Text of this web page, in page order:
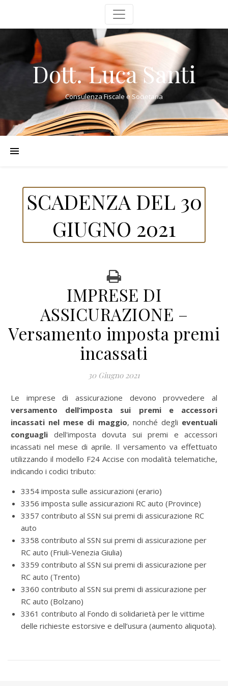
Dott. Luca Santi
Consulenza Fiscale e Societaria
SCADENZA DEL 30
GIUGNO 2021
IMPRESE DI
ASSICURAZIONE –
Versamento imposta premi
incassati
30 Giugno 2021
Le imprese di assicurazione devono provvedere al
versamento dell’imposta sui premi e accessori
incassati nel mese di maggio, nonché degli eventuali
conguagli dell'imposta dovuta sui premi e accessori
incassati nel mese di aprile. Il versamento va effettuato
utilizzando il modello F24 Accise con modalità telematiche,
indicando i codici tributo:
3354 imposta sulle assicurazioni (erario)
3356 imposta sulle assicurazioni RC auto (Province)
3357 contributo al SSN sui premi di assicurazione RC
auto
3358 contributo al SSN sui premi di assicurazione per
RC auto (Friuli-Venezia Giulia)
3359 contributo al SSN sui premi di assicurazione per
RC auto (Trento)
3360 contributo al SSN sui premi di assicurazione per
RC auto (Bolzano)
3361 contributo al Fondo di solidarietà per le vittime
delle richieste estorsive e dell’usura (aumento aliquota).